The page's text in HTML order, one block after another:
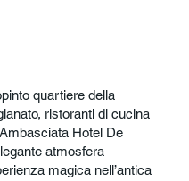
quartiere della
ristoranti di cucina
Hotel De
atmosfera
magica nell’antica